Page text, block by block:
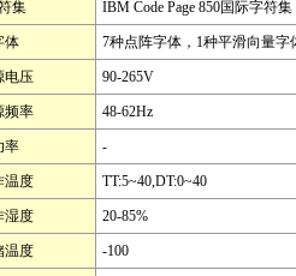
集 IBM Code Page 850国际字符集
体 7种点阵字体，1种平滑向量字
电压 90-265V
频率 48-62Hz
率 -
温度 TT:5~40,DT:0~40
湿度 20-85%
温度 -100